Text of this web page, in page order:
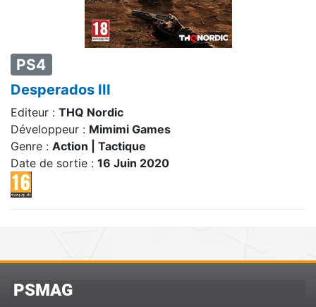
PS4
Desperados III
Editeur : THQ Nordic
Développeur : Mimimi Games
Genre : Action | Tactique
Date de sortie : 16 Juin 2020
PSMAG